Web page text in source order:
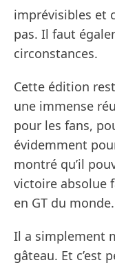
imprévisibles et
pas. Il faut
circonstances.
Cette édition
une immense
pour les fans,
évidemment
montré qu’il
victoire absolue
en GT du monde.
Il a simplement
gâteau. Et c’est